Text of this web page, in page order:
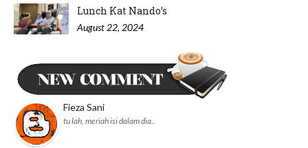
Lunch Kat Nando’s
August 22, 2024
Minum Petang di Nyonya Cendol IOI
Puchong
Fieza Sani
tu lah, meriah isi dalam dia..